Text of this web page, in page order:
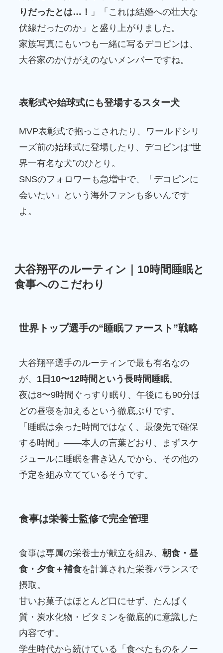
りだったとは…！
」「これは結婚への壮大な
伏線だったのか」と盛り上がりました。
家族写真にもいつも一緒に写るデコピンは、
大谷家のかけがえのないメンバーですね。
表彰式や始球式にも登場するスター犬
MVP表彰式で抱っこされたり、ワールドシリ
ーズ前の始球式に登場したり、デコピンは“世
界一有名な犬”のひとり。
SNSのフォロワーも急増中で、「デコピンに
会いたい」という海外ファンも多いんです
よ。
大谷翔平のルーティン｜10時間睡眠と
食事へのこだわり
世界トップ選手の“睡眠ファースト”戦略
大谷翔平選手のルーティンで最も有名なの
が、 1日10〜12時間という長時間睡眠。
夜は8〜9時間ぐっすり眠り、午後にも90分ほ
どの昼寝を加えるという徹底ぶりです。
「睡眠は余った時間ではなく、最優先で確保
する時間」――本人の言葉どおり、まずスケ
ジュールに睡眠を書き込んでから、その他の
予定を組み立てているそうです。
食事は栄養士監修で完全管理
食事は専属の栄養士が献立を組み、 朝食・昼
食・夕食＋補食を計算された栄養バランスで
摂取。
甘いお菓子はほとんど口にせず、たんぱく
質・炭水化物・ビタミンを徹底的に意識した
内容です。
学生時代から続けている「食べたものをノー